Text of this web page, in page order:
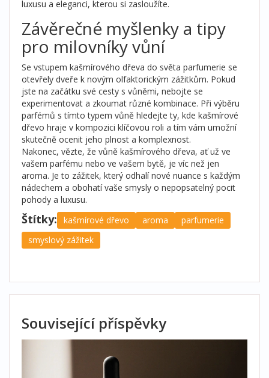
luxusu a eleganci, kterou si zasloužíte.
Závěrečné myšlenky a tipy
pro milovníky vůní
Se vstupem kašmírového dřeva do světa parfumerie se
otevřely dveře k novým olfaktorickým zážitkům. Pokud
jste na začátku své cesty s vůněmi, nebojte se
experimentovat a zkoumat různé kombinace. Při výběru
parfémů s tímto typem vůně hledejte ty, kde kašmírové
dřevo hraje v kompozici klíčovou roli a tím vám umožní
skutečně ocenit jeho plnost a komplexnost.
Nakonec, vězte, že vůně kašmírového dřeva, ať už ve
vašem parfému nebo ve vašem bytě, je víc než jen
aroma. Je to zážitek, který odhalí nové nuance s každým
nádechem a obohatí vaše smysly o nepopsatelný pocit
pohody a luxusu.
Štítky: kašmírové dřevo aroma
parfumerie
smyslový zážitek
Související příspěvky